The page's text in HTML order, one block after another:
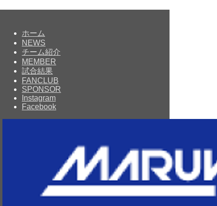
ホーム
NEWS
チーム紹介
MEMBER
試合結果
FANCLUB
SPONSOR
Instagram
Facebook